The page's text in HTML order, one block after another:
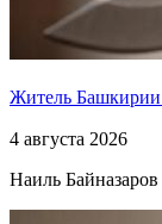
Житель Башкирии
4 августа 2026
Наиль Байназаров